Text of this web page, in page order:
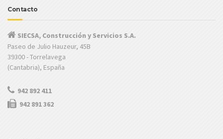
Contacto
SIECSA, Construcción y Servicios S.A.
Paseo de Julio Hauzeur, 45B
39300 - Torrelavega
(Cantabria), España
942 892 411
942 891 362